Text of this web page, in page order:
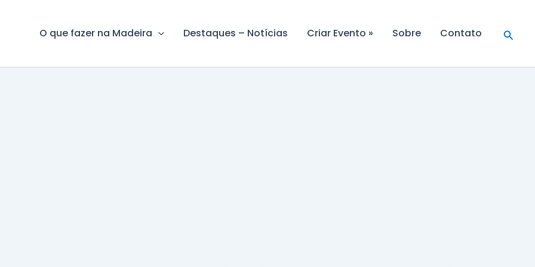
O que fazer na Madeira Destaques – Notícias Criar Evento » Sobre Contato